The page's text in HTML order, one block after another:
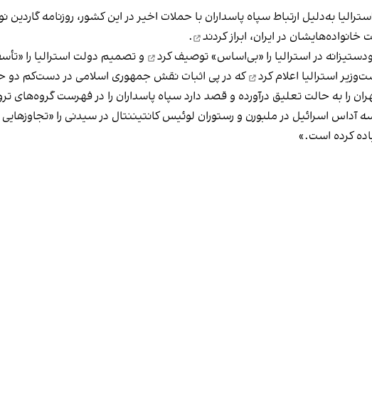
به‌دلیل ارتباط سپاه پاسداران با حملات اخیر در این کشور، روزنامه
در ایران، ابراز کردند
.
در استرالیا را «بی‌اساس»توصیف کرد
و تصمیم دولت استرالیا را
استرالیا اعلام کرد
که در پی اثبات نقش جمهوری اسلامی در دست‌کم دو
را به حالت تعلیق درآورده و قصد دارد سپاه پاسداران را در فهرست گروه‌های
آداس اسرائیل در ملبورن و رستوران لوئیس کانتیننتال در سیدنی را
کرده است.»